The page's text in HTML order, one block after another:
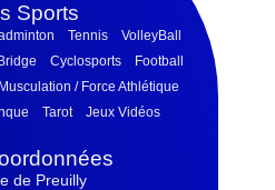
Sports
Tennis
VolleyBall
Bridge Cyclosports
Football
Musculation / Force Athlétique
Tarot Jeux Vidéos
de Preuilly